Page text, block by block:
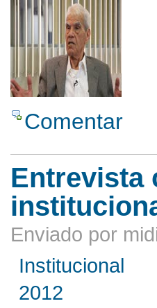
Comentar
Entrevista
Enviado por
Institucional
2012